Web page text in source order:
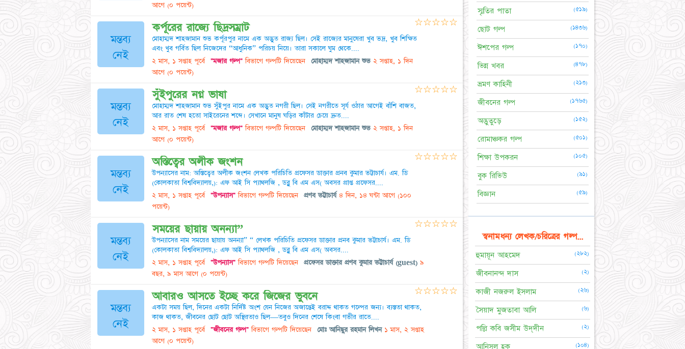
আগে (০ পয়েন্ট)
মন্তব্য
নেই
কর্পূরের রাজ্যে ছিদ্রসম্রাট
মোহাম্মদ শাহজামান শুভ কর্পূরপুর নামে এক অদ্ভুত রাজ্য ছিল। সেই রাজ্যের মানুষেরা খুব ভদ্র, খুব শিক্ষিত
এবং খুব গর্বিত ছিল নিজেদের “আধুনিক” পরিচয় নিয়ে। তারা সকালে ঘুম থেকে....
২ মাস, ১ সপ্তাহ পূর্বে "মজার গল্প"বিভাগে গল্পটি দিয়েছেন মোহাম্মদ শাহজামান শুভ ২ সপ্তাহ, ১ দিন
আগে (০ পয়েন্ট)
☆☆☆☆☆
মন্তব্য
নেই
সুঁইপুরের নগ্ন ভাষা
মোহাম্মদ শাহজামান শুভ সুঁইপুর নামে এক অদ্ভুত নগরী ছিল। সেই নগরীতে সূর্য ওঠার আগেই বাঁশি বাজত,
আর রাত শেষ হতো সাইরেনের শব্দে। সেখানে মানুষ ঘড়ির কাঁটার চেয়ে দ্রুত....
২ মাস, ১ সপ্তাহ পূর্বে "মজার গল্প"বিভাগে গল্পটি দিয়েছেন মোহাম্মদ শাহজামান শুভ ২ সপ্তাহ, ১ দিন
আগে (০ পয়েন্ট)
☆☆☆☆☆
মন্তব্য
নেই
অস্তিত্বের অলীক জংশন
উপন্যাসের নাম: অস্তিত্বের অলীক জংশন লেখক পরিচিতি প্রফেসর ডাক্তার প্রনব কুমার ভট্টাচার্য। এম. ডি
(কোলকাতা বিশ্ববিদ্যালয়,): এফ আই সি প্যাথলজি , ডব্লু বি এম এস( অবসর প্রাপ্ত প্রফেসর....
২ মাস, ১ সপ্তাহ পূর্বে "উপন্যাস"বিভাগে গল্পটি দিয়েছেন প্রণব ভট্টাচার্য ৪ দিন, ১৪ ঘন্টা আগে (১০০
পয়েন্ট)
☆☆☆☆☆
মন্তব্য
নেই
সময়ের ছায়ায় অনন্যা”
উপন্যাসের নাম সময়ের ছায়ায় অনন্যা” “ লেখক পরিচিতি প্রফেসর ডাক্তার প্রনব কুমার ভট্টাচার্য। এম. ডি
(কোলকাতা বিশ্ববিদ্যালয়,): এফ আই সি প্যাথলজি , ডব্লু বি এম এস( অবসর....
২ মাস, ১ সপ্তাহ পূর্বে "উপন্যাস"বিভাগে গল্পটি দিয়েছেন প্রফেসর ডাক্তার প্রণব কুমার ভট্টাচার্য (guest) ৯
বছর, ৯ মাস আগে (০ পয়েন্ট)
☆☆☆☆☆
মন্তব্য
নেই
আবারও আসতে ইচ্ছে করে জিজের ভুবনে
একটা সময় ছিল, দিনের একটা নির্দিষ্ট অংশ যেন নিজের অজান্তেই বরাদ্দ থাকত গল্পের জন্য। ব্যস্ততা থাকত,
কাজ থাকত, জীবনের ছোট ছোট অস্থিরতাও ছিল—তবুও দিনের শেষে কিংবা গভীর রাতে....
২ মাস, ১ সপ্তাহ পূর্বে "জীবনের গল্প"বিভাগে গল্পটি দিয়েছেন মোঃ আনিছুর রহমান লিখন ১ মাস, ২ সপ্তাহ
আগে (০ পয়েন্ট)
☆☆☆☆☆
স্মৃতির পাতা (৫১৯)
ছোট গল্প (১৪৩৬)
ঈশপের গল্প (১৭০)
ভিন্ন খবর (৪৭৮)
ভ্রমণ কাহিনী (২১৩)
জীবনের গল্প (১৭৬৫)
অদ্ভুতুড়ে (১৫২)
রোমাঞ্চকর গল্প (৫০১)
শিক্ষা উপকরন (১০৫)
বুক রিভিউ (৯১)
বিজ্ঞান (৫৯)
স্বনামধন্য লেখক/চরিত্রের গল্প...
হুমায়ূন আহমেদ (২৮২)
জীবনানন্দ দাস (২)
কাজী নজরুল ইসলাম (২৬)
সৈয়াদ মুজতাবা আলি (৬)
পল্লি কবি জসীম উদ্‌দীন (২)
আনিসুল হক (১০৪)